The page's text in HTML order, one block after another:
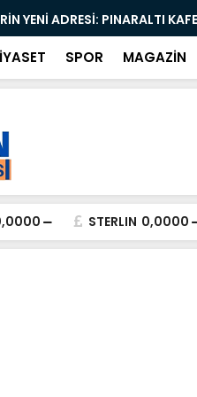
YENİ ADRESİ: PINARALTI
SPOR MAGAZİN
STERLIN 0,0000